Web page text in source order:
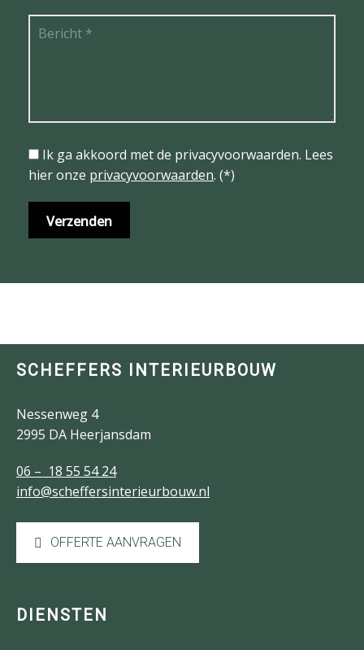
Ik ga akkoord met de privacyvoorwaarden. Lees
hier onze privacyvoorwaarden. (*)
SCHEFFERS INTERIEURBOUW
Nessenweg 4
2995 DA Heerjansdam
06 – 18 55 54 24
info@scheffersinterieurbouw.nl
OFFERTE AANVRAGEN
DIENSTEN